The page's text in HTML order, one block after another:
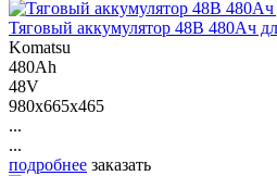
Тяговый аккумулятор 48В 480Ач
Komatsu
480Ah
48V
980x665x465
...
...
подробнее заказать